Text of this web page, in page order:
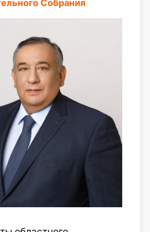
Собрания